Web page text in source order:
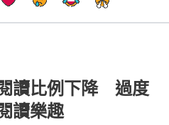
讀比例下降 過度
讀樂趣